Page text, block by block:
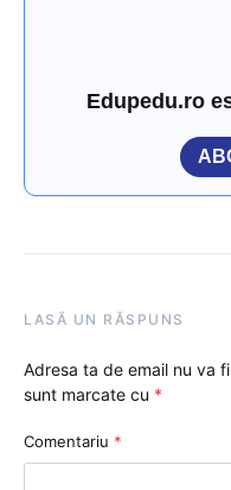
Edupedu.ro
LASĂ UN RĂSPUNS
Adresa ta de email nu va
sunt marcate cu *
Comentariu *